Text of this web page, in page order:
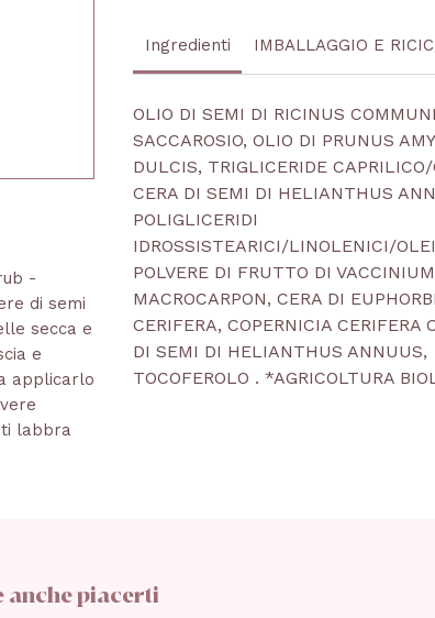
-
di semi
secca e
e
applicarlo
labbra
Ingredienti IMBALLAGGIO E
OLIO DI SEMI DI RICINUS
SACCAROSIO, OLIO DI PRUNUS
DULCIS, TRIGLICERIDE CAPRILICO/
CERA DI SEMI DI HELIANTHUS
POLIGLICERIDI
IDROSSISTEARICI/LINOLENICI/
POLVERE DI FRUTTO DI VACCINIUM
MACROCARPON, CERA DI
CERIFERA, COPERNICIA CERIFERA
DI SEMI DI HELIANTHUS ANNUUS,
TOCOFEROLO . *AGRICOLTURA
anche piacerti